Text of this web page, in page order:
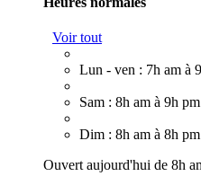
Voir tout
Lun - ven : 7h am à
Sam : 8h am à 9h pm
Dim : 8h am à 8h pm
Ouvert aujourd'hui de 8h